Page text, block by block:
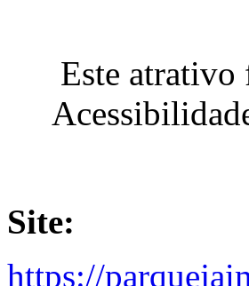
Este atrativo
Site:
https://